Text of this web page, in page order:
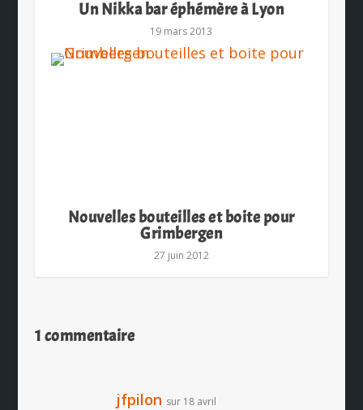
Un Nikka bar éphémère à Lyon
19 mars 2013
Nouvelles bouteilles et boite pour
Grimbergen
27 juin 2012
1 commentaire
jfpilon sur 18 avril